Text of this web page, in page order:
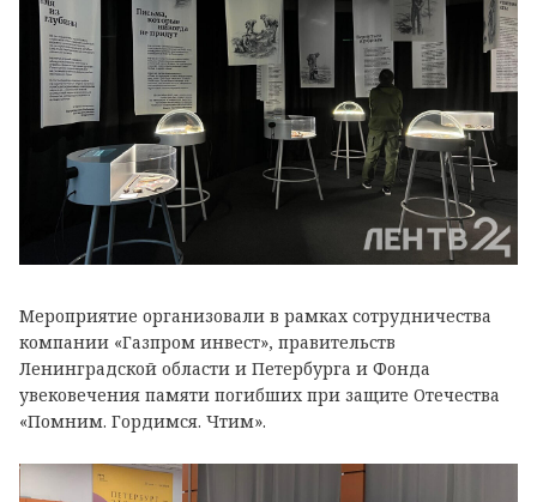
Мероприятие организовали в рамках сотрудничества
компании «Газпром инвест», правительств
Ленинградской области и Петербурга и Фонда
увековечения памяти погибших при защите Отечества
«Помним. Гордимся. Чтим».